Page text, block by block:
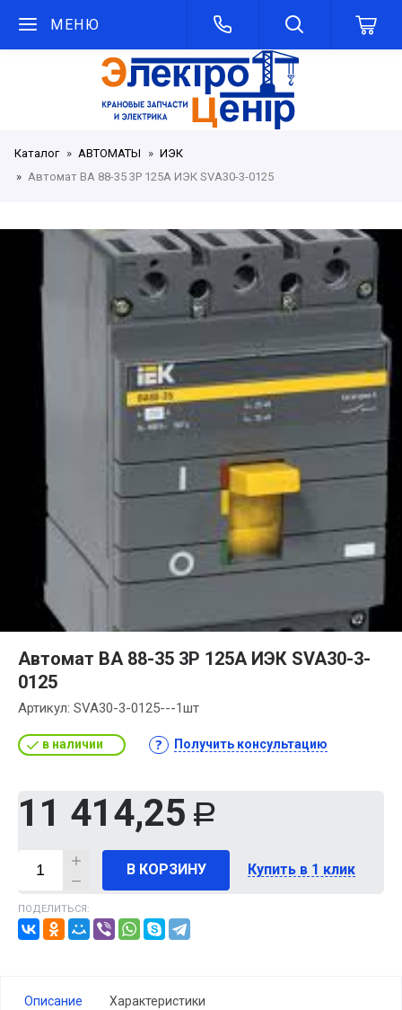
МЕНЮ
Каталог АВТОМАТЫ
ИЭК
Автомат ВА 88-35 3Р 125А ИЭК SVA30-3-0125
Автомат ВА 88-35 3Р 125А ИЭК SVA30-3-
0125
Артикул: SVA30-3-0125---1шт
в наличии Получить консультацию
11 414,25 Р
В КОРЗИНУ Купить в 1 клик
ПОДЕЛИТЬСЯ:
Описание Характеристики